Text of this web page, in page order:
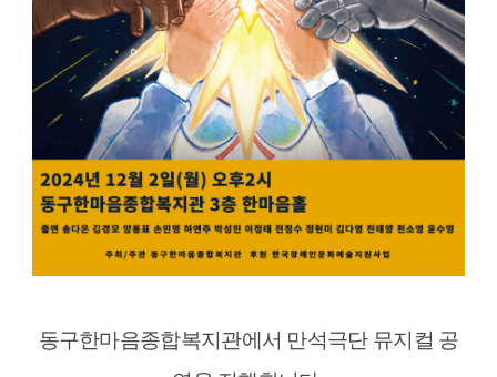
동구한마음종합복지관에서 만석극단 뮤지컬 공